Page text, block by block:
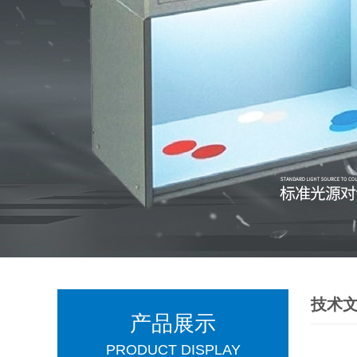
产品展示
PRODUCT DISPLAY
技术